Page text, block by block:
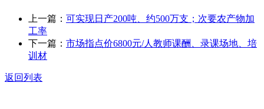
上一篇： 可实现日产200吨、约500万支；次要农产物加
工率
下一篇： 市场指点价6800元/人教师课酬、录课场地、培
训材
返回列表